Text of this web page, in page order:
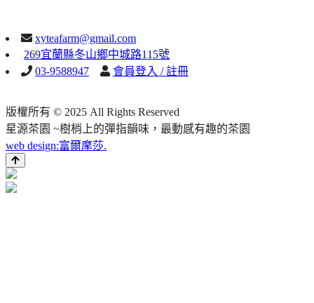
xyteafarm@gmail.com
269宜蘭縣冬山鄉中城路115號
03-9588947
會員登入 / 註冊
版權所有 © 2025 All Rights Reserved
星源茶園 ~樹梢上的彈指韻味，最動感有趣的茶園
web design:富爾摩莎.